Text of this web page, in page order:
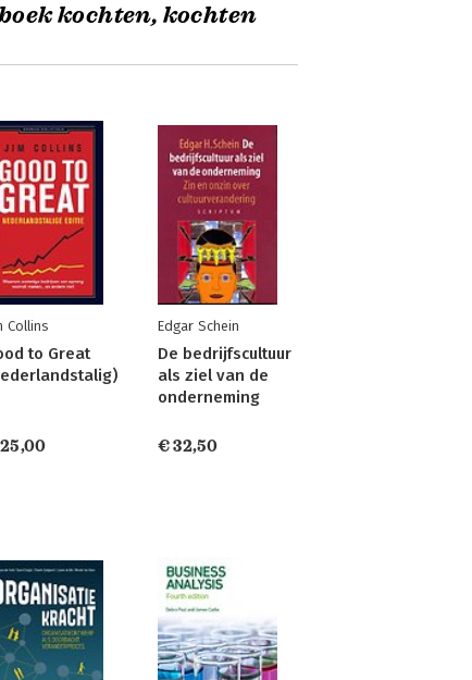
kochten, kochten
Collins
to Great
Edgar Schein
De bedrijfscultuur
als ziel van de
onderneming
€ 32,50